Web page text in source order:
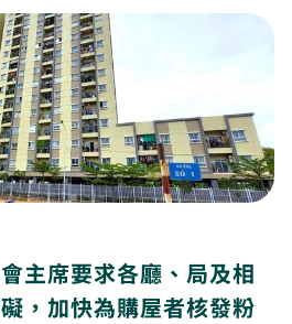
主席要求各廳、局及相
，加快為購屋者核發粉